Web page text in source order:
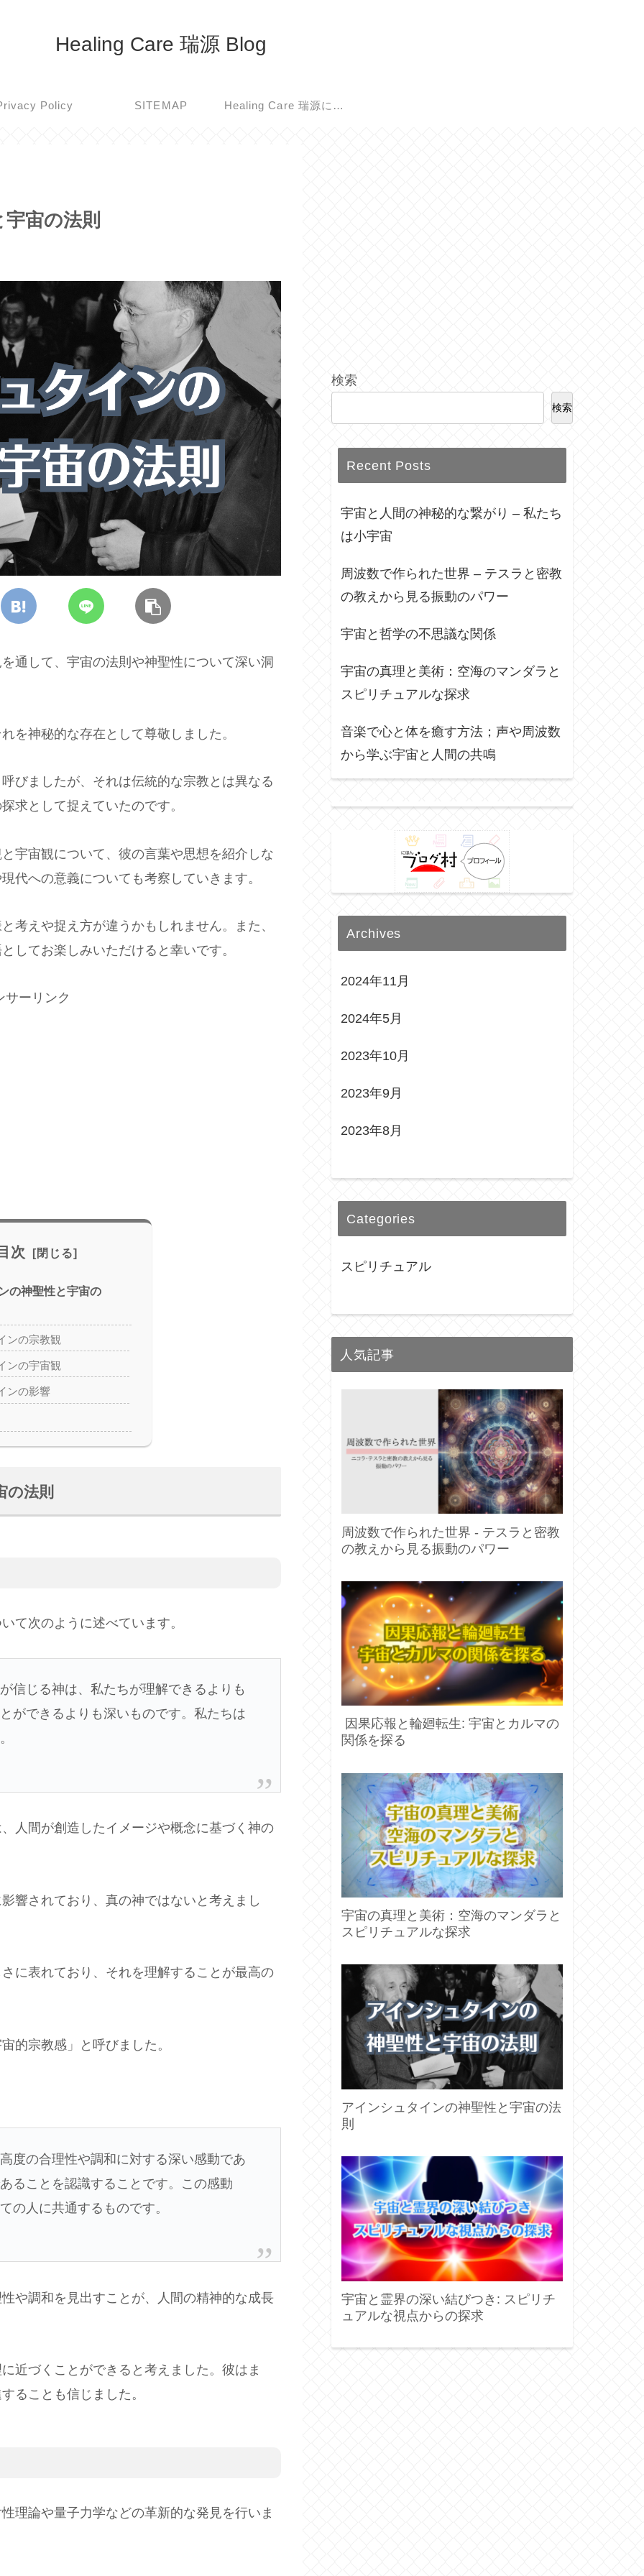
Healing Care 瑞源 Blog
Policy SITEMAP Healing Care 瑞源に戻る
宙の法則
通して、宇宙の法則や神聖性について深い洞
を神秘的な存在として尊敬しました。
びましたが、それは伝統的な宗教とは異なる
求として捉えていたのです。
宇宙観について、彼の言葉や思想を紹介しな
代への意義についても考察していきます。
考えや捉え方が違うかもしれません。また、
してお楽しみいただけると幸いです。
サーリンク
次
の神聖性と宇宙の
ンの宗教観
ンの宇宙観
ンの影響
の法則
て次のように述べています。
信じる神は、私たちが理解できるよりも
ができるよりも深いものです。私たちは
人間が創造したイメージや概念に基づく神の
響されており、真の神ではないと考えまし
に表れており、それを理解することが最高の
的宗教感」と呼びました。
度の合理性や調和に対する深い感動であ
ることを認識することです。この感動
の人に共通するものです。
や調和を見出すことが、人間の精神的な成長
近づくことができると考えました。彼はま
ることも信じました。
理論や量子力学などの革新的な発見を行いま
検索
検索
Recent Posts
宇宙と人間の神秘的な繋がり – 私たち
は小宇宙
周波数で作られた世界 – テスラと密教
の教えから見る振動のパワー
宇宙と哲学の不思議な関係
宇宙の真理と美術：空海のマンダラと
スピリチュアルな探求
音楽で心と体を癒す方法；声や周波数
から学ぶ宇宙と人間の共鳴
Archives
2024年11月
2024年5月
2023年10月
2023年9月
2023年8月
Categories
スピリチュアル
人気記事
周波数で作られた世界 - テスラと密教
の教えから見る振動のパワー
因果応報と輪廻転生: 宇宙とカルマの
関係を探る
宇宙の真理と美術：空海のマンダラと
スピリチュアルな探求
アインシュタインの神聖性と宇宙の法
則
宇宙と霊界の深い結びつき: スピリチ
ュアルな視点からの探求